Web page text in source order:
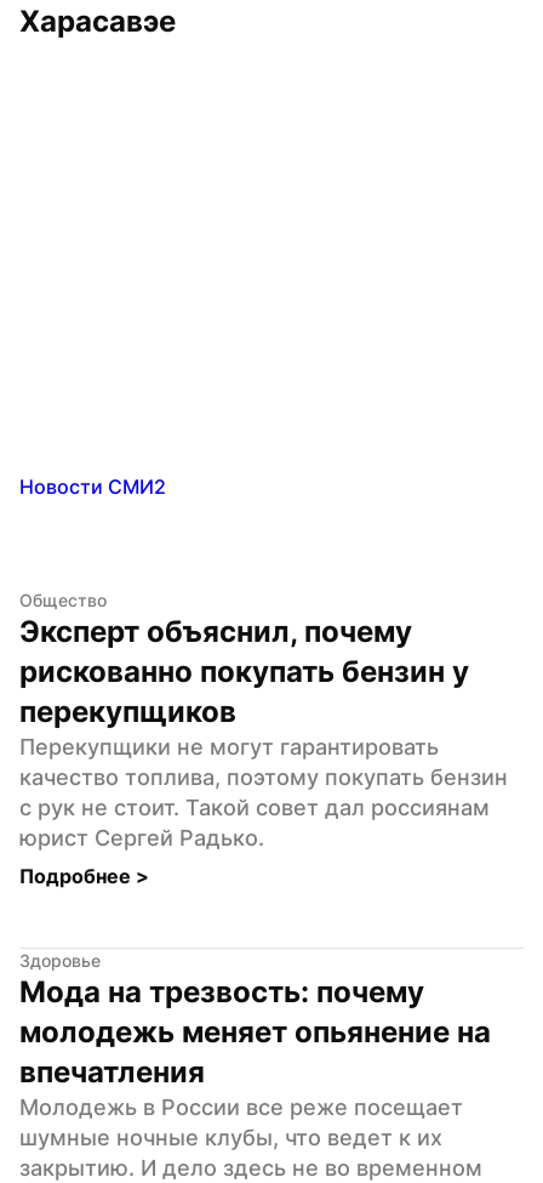
Харасавэе
Новости СМИ2
Общество
Эксперт объяснил, почему
рискованно покупать бензин у
перекупщиков
Перекупщики не могут гарантировать
качество топлива, поэтому покупать бензин
с рук не стоит. Такой совет дал россиянам
юрист Сергей Радько.
Подробнее >
Здоровье
Мода на трезвость: почему
молодежь меняет опьянение на
впечатления
Молодежь в России все реже посещает
шумные ночные клубы, что ведет к их
закрытию. И дело здесь не во временном